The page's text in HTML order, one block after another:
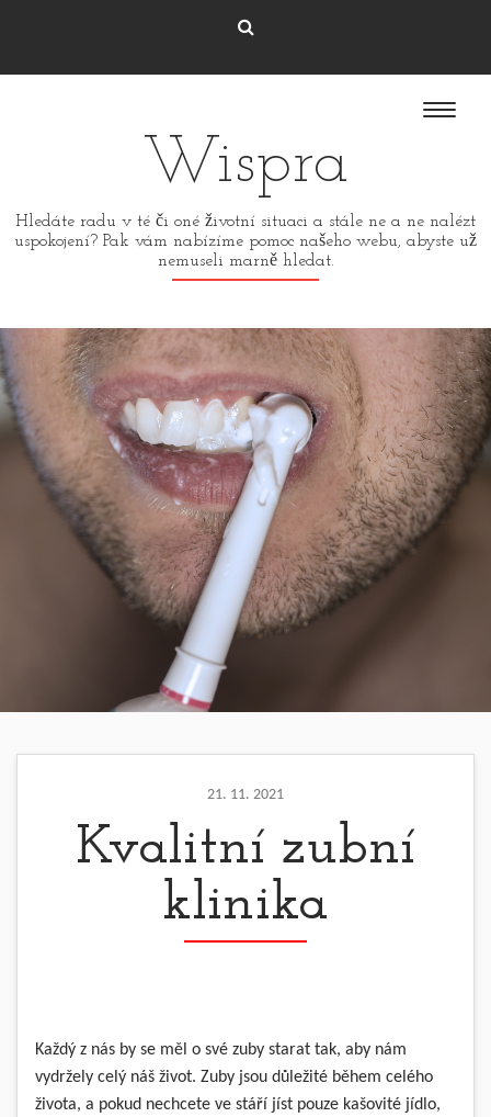
Wispra
Hledáte radu v té či oné životní situaci a stále ne a ne nalézt
uspokojení? Pak vám nabízíme pomoc našeho webu, abyste už
nemuseli marně hledat.
21. 11. 2021
Kvalitní zubní
klinika
Každý z nás by se měl o své zuby starat tak, aby nám
vydržely celý náš život. Zuby jsou důležité během celého
života, a pokud nechcete ve stáří jíst pouze kašovité jídlo,